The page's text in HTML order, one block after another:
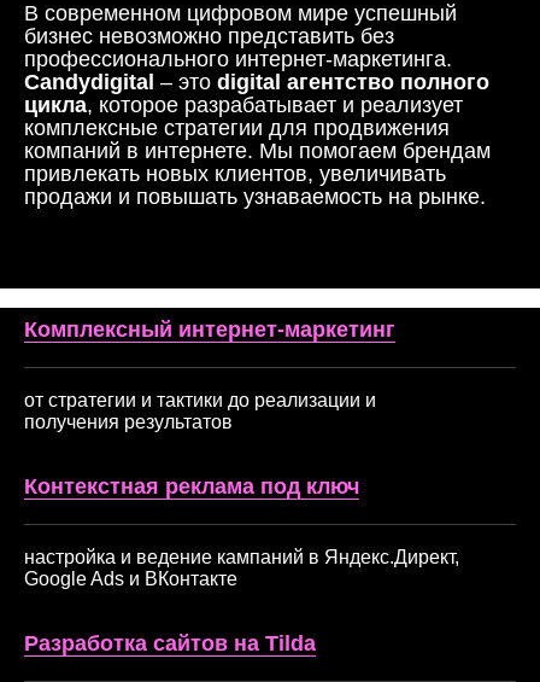
В современном цифровом мире успешный
бизнес невозможно представить без
профессионального интернет-маркетинга.
Candydigital – это digital агентство полного
цикла, которое разрабатывает и реализует
комплексные стратегии для продвижения
компаний в интернете. Мы помогаем брендам
привлекать новых клиентов, увеличивать
продажи и повышать узнаваемость на рынке.
Комплексный интернет-маркетинг
от стратегии и тактики до реализации и
получения результатов
Контекстная реклама под ключ
настройка и ведение кампаний в Яндекс.Директ,
Google Ads и ВКонтакте
Разработка сайтов на Tilda